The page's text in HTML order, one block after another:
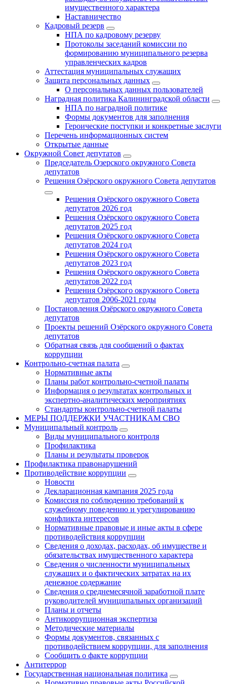
имущественного характера
Наставничество
Кадровый резерв
НПА по кадровому резерву
Протоколы заседаний комиссии по
формированию муниципального резерва
управленческих кадров
Аттестация муниципальных служащих
Защита персональных данных
О персональных данных пользователей
Наградная политика Калининградской области
НПА по наградной политике
Формы документов для заполнения
Героические поступки и конкретные заслуги
Перечень информационных систем
Открытые данные
Окружной Совет депутатов
Председатель Озерского окружного Совета
депутатов
Решения Озёрского окружного Совета депутатов
Решения Озёрского окружного Совета
депутатов 2026 год
Решения Озёрского окружного Совета
депутатов 2025 год
Решения Озёрского окружного Совета
депутатов 2024 год
Решения Озёрского окружного Совета
депутатов 2023 год
Решения Озёрского окружного Совета
депутатов 2022 год
Решения Озёрского окружного Совета
депутатов 2006-2021 годы
Постановления Озёрского окружного Совета
депутатов
Проекты решений Озёрского окружного Совета
депутатов
Обратная связь для сообщений о фактах
коррупции
Контрольно-счетная палата
Нормативные акты
Планы работ контрольно-счетной палаты
Информация о результатах контрольных и
экспертно-аналитических мероприятиях
Стандарты контрольно-счетной палаты
МЕРЫ ПОДДЕРЖКИ УЧАСТНИКАМ СВО
Муниципальный контроль
Виды муниципального контроля
Профилактика
Планы и результаты проверок
Профилактика правонарушений
Противодействие коррупции
Новости
Декларационная кампания 2025 года
Комиссия по соблюдению требований к
служебному поведению и урегулированию
конфликта интересов
Нормативные правовые и иные акты в сфере
противодействия коррупции
Сведения о доходах, расходах, об имуществе и
обязательствах имущественного характера
Сведения о численности муниципальных
служащих и о фактических затратах на их
денежное содержание
Сведения о среднемесячной заработной плате
руководителей муниципальных организаций
Планы и отчеты
Антикоррупционная экспертиза
Методические материалы
Формы документов, связанных с
противодействием коррупции, для заполнения
Сообщить о факте коррупции
Антитеррор
Государственная национальная политика